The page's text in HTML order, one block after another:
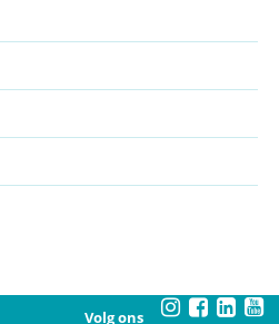
Volg ons